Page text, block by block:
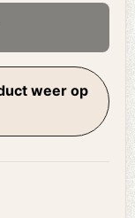
weer op